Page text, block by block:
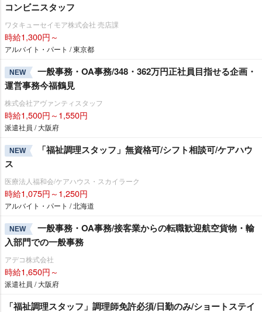
コンビニスタッフ
ワタキューセイモア株式会社 売店課
時給1,300円～
アルバイト・パート / 東京都
NEW
一般事務・OA事務/348・362万円正社員目指せる企画・
運営事務今福鶴見
株式会社アヴァンティスタッフ
時給1,500円～1,550円
派遣社員 / 大阪府
NEW
「福祉調理スタッフ」無資格可/シフト相談可/ケアハウ
ス
医療法人福和会/ケアハウス・スカイラーク
時給1,075円～1,250円
アルバイト・パート / 北海道
NEW
一般事務・OA事務/接客業からの転職歓迎航空貨物・輸
入部門での一般事務
アデコ株式会社
時給1,650円～
派遣社員 / 大阪府
「福祉調理スタッフ」調理師免許必須/日勤のみ/ショートステイ